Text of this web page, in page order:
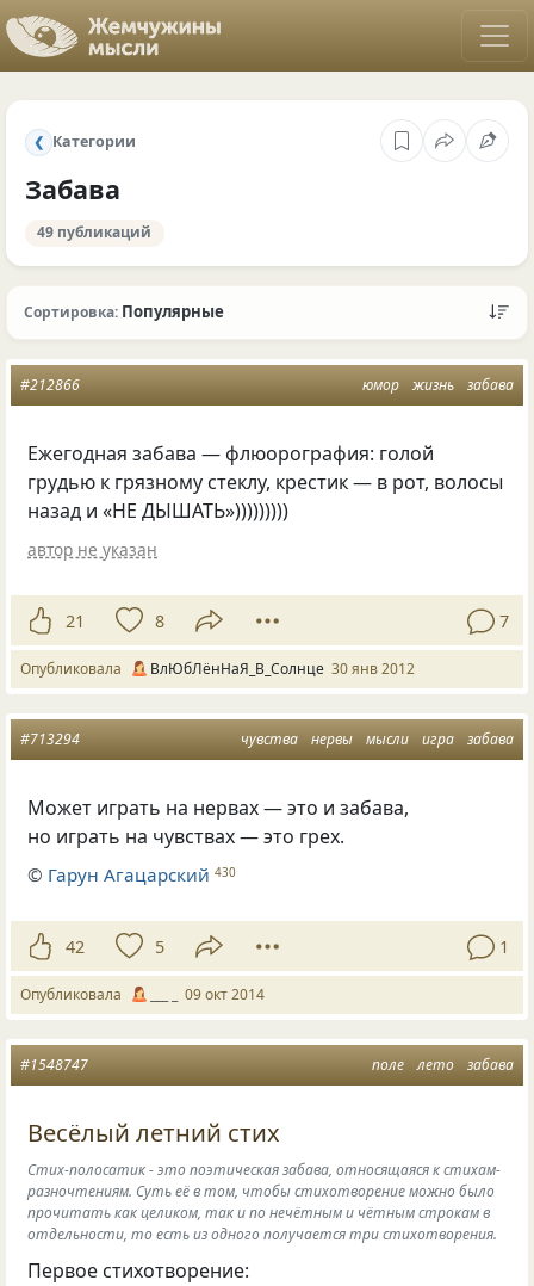
❮ Категории
Забава
49 публикаций
Сортировка: Популярные
юмор жизнь забава
#212866
Ежегодная забава — флюорография: голой
грудью к грязному стеклу, крестик — в рот, волосы
назад и «НЕ ДЫШАТЬ»)))))))))
автор не указан
21 8 7
Опубликовала ВлЮбЛёнНаЯ_В_Солнце 30 янв 2012
чувства нервы мысли игра забава
#713294
Может играть на нервах — это и забава,
но играть на чувствах — это грех.
© Гарун Агацарский 430
42 5 1
Опубликовала 09 окт 2014
поле лето забава
#1548747
Весёлый летний стих
Стих-полосатик - это поэтическая забава, относящаяся к стихам-
разночтениям. Суть её в том, чтобы стихотворение можно было
прочитать как целиком, так и по нечётным и чётным строкам в
отдельности, то есть из одного получается три стихотворения.
Первое стихотворение: